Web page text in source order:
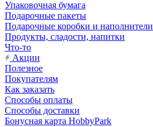
Упаковочная бумага
Подарочные пакеты
Подарочные коробки и наполнители
Продукты, сладости, напитки
Что-то
Акции
Полезное
Покупателям
Как заказать
Способы оплаты
Способы доставки
Бонусная карта HobbyPark